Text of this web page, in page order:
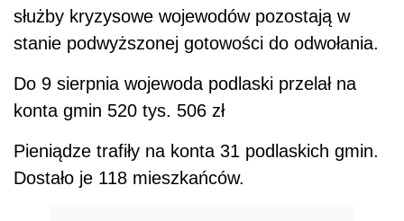
służby kryzysowe wojewodów pozostają w
stanie podwyższonej gotowości do odwołania.
Do 9 sierpnia wojewoda podlaski przelał na
konta gmin 520 tys. 506 zł
Pieniądze trafiły na konta 31 podlaskich gmin.
Dostało je 118 mieszkańców.